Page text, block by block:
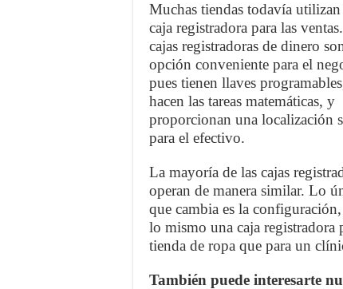
Muchas tiendas todavía utilizan
caja registradora para las
cajas registradoras de dinero
opción conveniente para el
pues tienen llaves
hacen las tareas matemáticas, y
proporcionan una localización
para el efectivo.
La mayoría de las cajas
operan de manera similar. Lo
que cambia es la
lo mismo una caja registradora
tienda de ropa que para un
También puede interesarte